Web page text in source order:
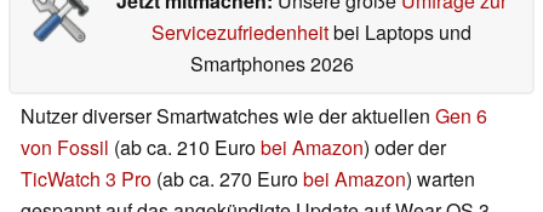
Servicezufriedenheitbei Laptops und
Smartphones 2026
Nutzer diverser Smartwatches wie der aktuellen Gen 6
von Fossil (ab ca. 210 Eurobei Amazon) oder der
TicWatch 3 Pro (ab ca. 270 Eurobei Amazon) warten